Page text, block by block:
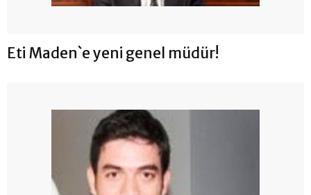
Eti Maden`e yeni genel müdür!